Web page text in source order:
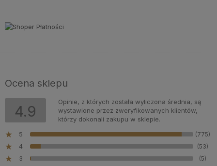
Ocena sklepu
4.9
Opinie, z których została wyliczona średnia, są
wystawione przez zweryfikowanych klientów,
którzy dokonali zakupu w sklepie.
5
(775)
4 (53)
3 (5)